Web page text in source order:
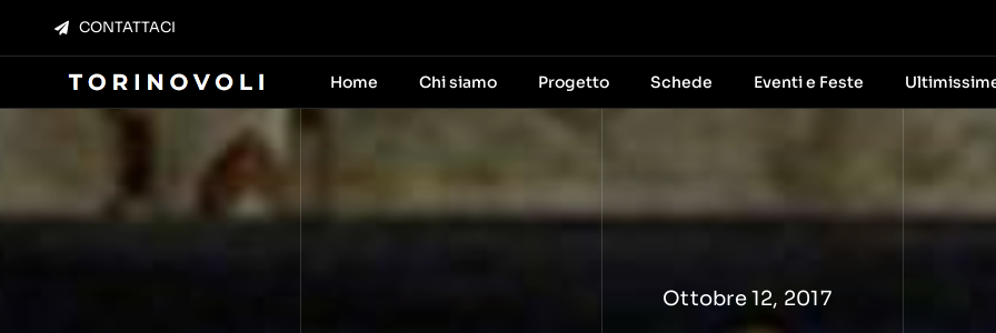
contenuto
CONTATTACI
Home Chi siamo Progetto Schede Eventi e Feste
Ottobre 12, 2017